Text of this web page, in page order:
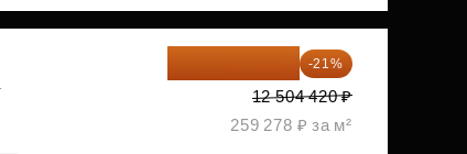
-21%
12 504 420 ₽
259 278 ₽ за м²